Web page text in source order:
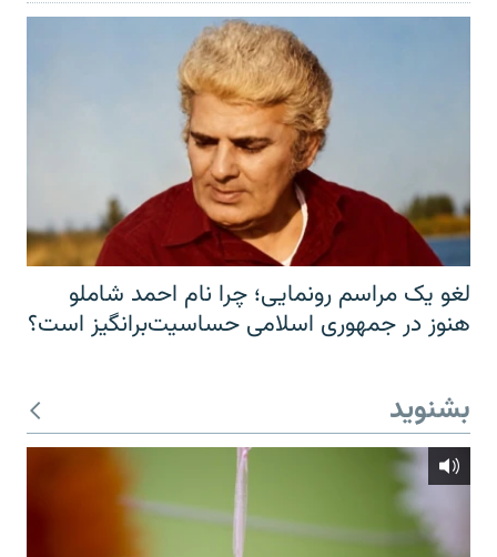
لغو یک مراسم رونمایی؛ چرا نام احمد شاملو
هنوز در جمهوری اسلامی حساسیت‌برانگیز است؟
بشنوید